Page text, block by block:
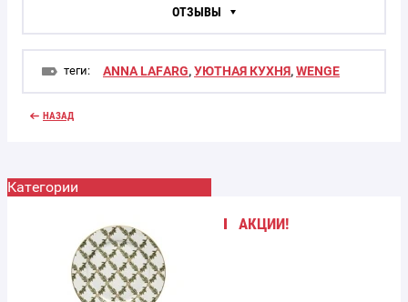
Категории
АКЦИИ!
ОТЗЫВЫ
теги: ANNA LAFARG,УЮТНАЯ КУХНЯ,WENGE
НАЗАД